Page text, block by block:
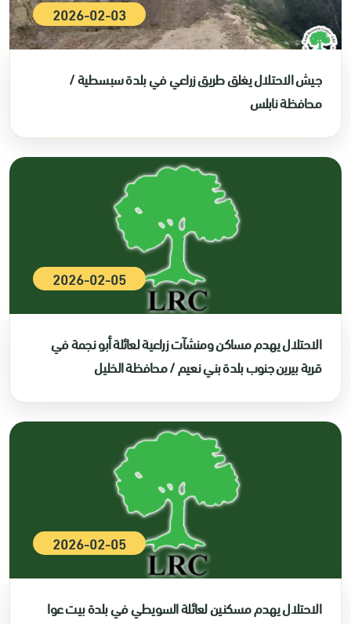
2026-02-03
جيش الاحتلال يغلق طريق زراعي في بلدة سبسطية /
محافظة نابلس
2026-02-05
الاحتلال يهدم مساكن ومنشآت زراعية لعائلة أبو نجمة في
قرية بيرين جنوب بلدة بني نعيم / محافظة الخليل
2026-02-05
الاحتلال يهدم مسكنين لعائلة السويطي في بلدة بيت عوا